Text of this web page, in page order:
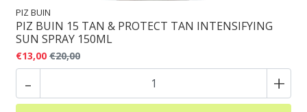
PIZ BUIN
PIZ BUIN 15 TAN & PROTECT TAN INTENSIFYING
SUN SPRAY 150ML
€13,00 €20,00
- +